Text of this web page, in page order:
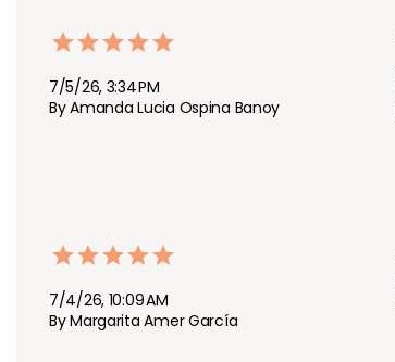
7/5/26, 3:34 PM
By Amanda Lucia Ospina Banoy
7/4/26, 10:09 AM
By Margarita Amer García